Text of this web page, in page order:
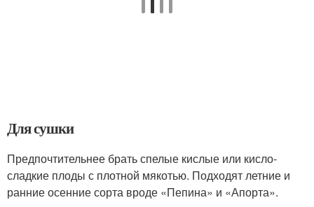
Для сушки
Предпочтительнее брать спелые кислые или кисло-
сладкие плоды с плотной мякотью. Подходят летние и
ранние осенние сорта вроде «Пепина» и «Апорта».